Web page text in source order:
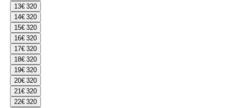
13€ 320
14€ 320
15€ 320
16€ 320
17€ 320
18€ 320
19€ 320
20€ 320
21€ 320
22€ 320